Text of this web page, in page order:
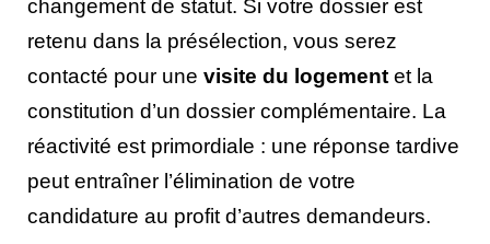
changement de statut. Si votre dossier est
retenu dans la présélection, vous serez
contacté pour une visite du logement et la
constitution d’un dossier complémentaire. La
réactivité est primordiale : une réponse tardive
peut entraîner l’élimination de votre
candidature au profit d’autres demandeurs.